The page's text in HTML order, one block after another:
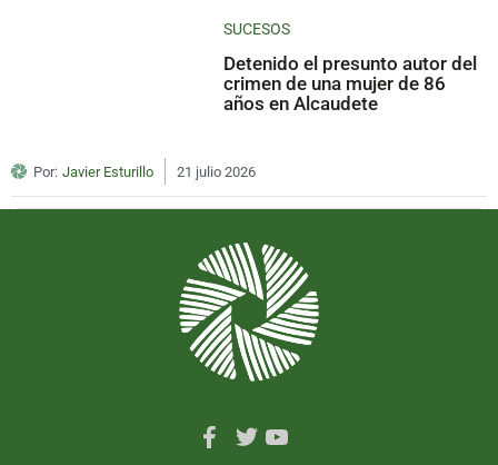
SUCESOS
Detenido el presunto autor del
crimen de una mujer de 86
años en Alcaudete
Por: Javier Esturillo 21 julio 2026